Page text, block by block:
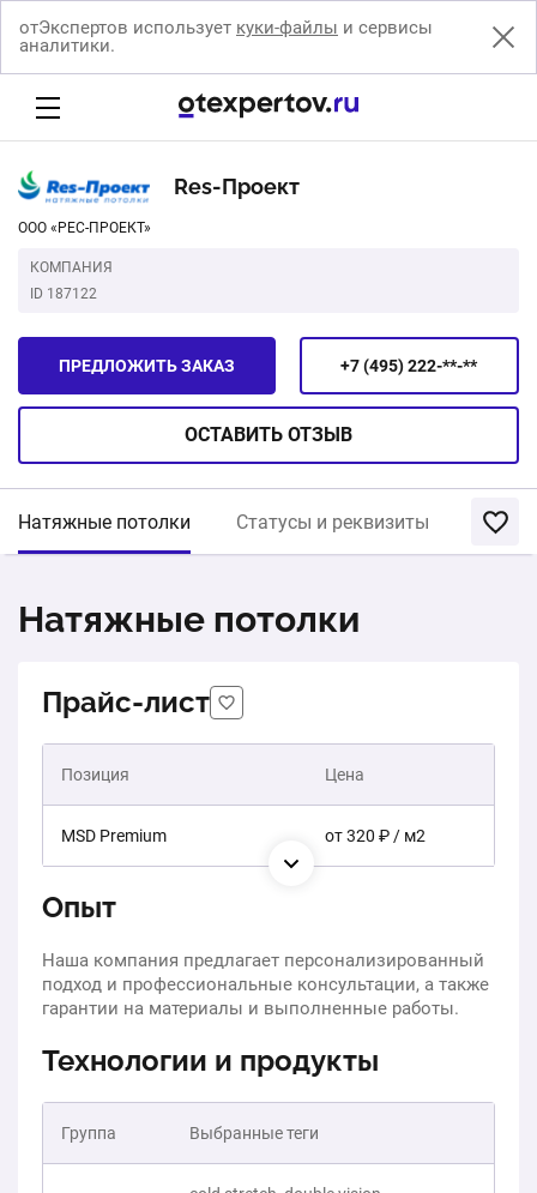
отЭкспертов использует куки-файлы и сервисы
аналитики.
Res-Проект
ООО «РЕС-ПРОЕКТ»
КОМПАНИЯ
ID 187122
+7 (495) 222-**-**
ПРЕДЛОЖИТЬ ЗАКАЗ
ОСТАВИТЬ ОТЗЫВ
Натяжные потолки Статусы и реквизиты
Натяжные потолки
Прайс-лист
Позиция Цена
MSD Premium от 320 ₽ / м2
Опыт
Наша компания предлагает персонализированный
подход и профессиональные консультации, а также
гарантии на материалы и выполненные работы.
Технологии и продукты
Группа Выбранные теги